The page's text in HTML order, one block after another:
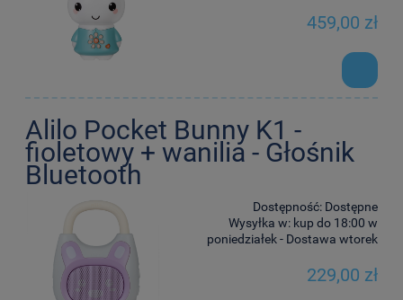
459,00 zł
Alilo Pocket Bunny K1 -
fioletowy + wanilia - Głośnik
Bluetooth
Dostępność: Dostępne
Wysyłka w: kup do 18:00 w
poniedziałek - Dostawa wtorek
229,00 zł